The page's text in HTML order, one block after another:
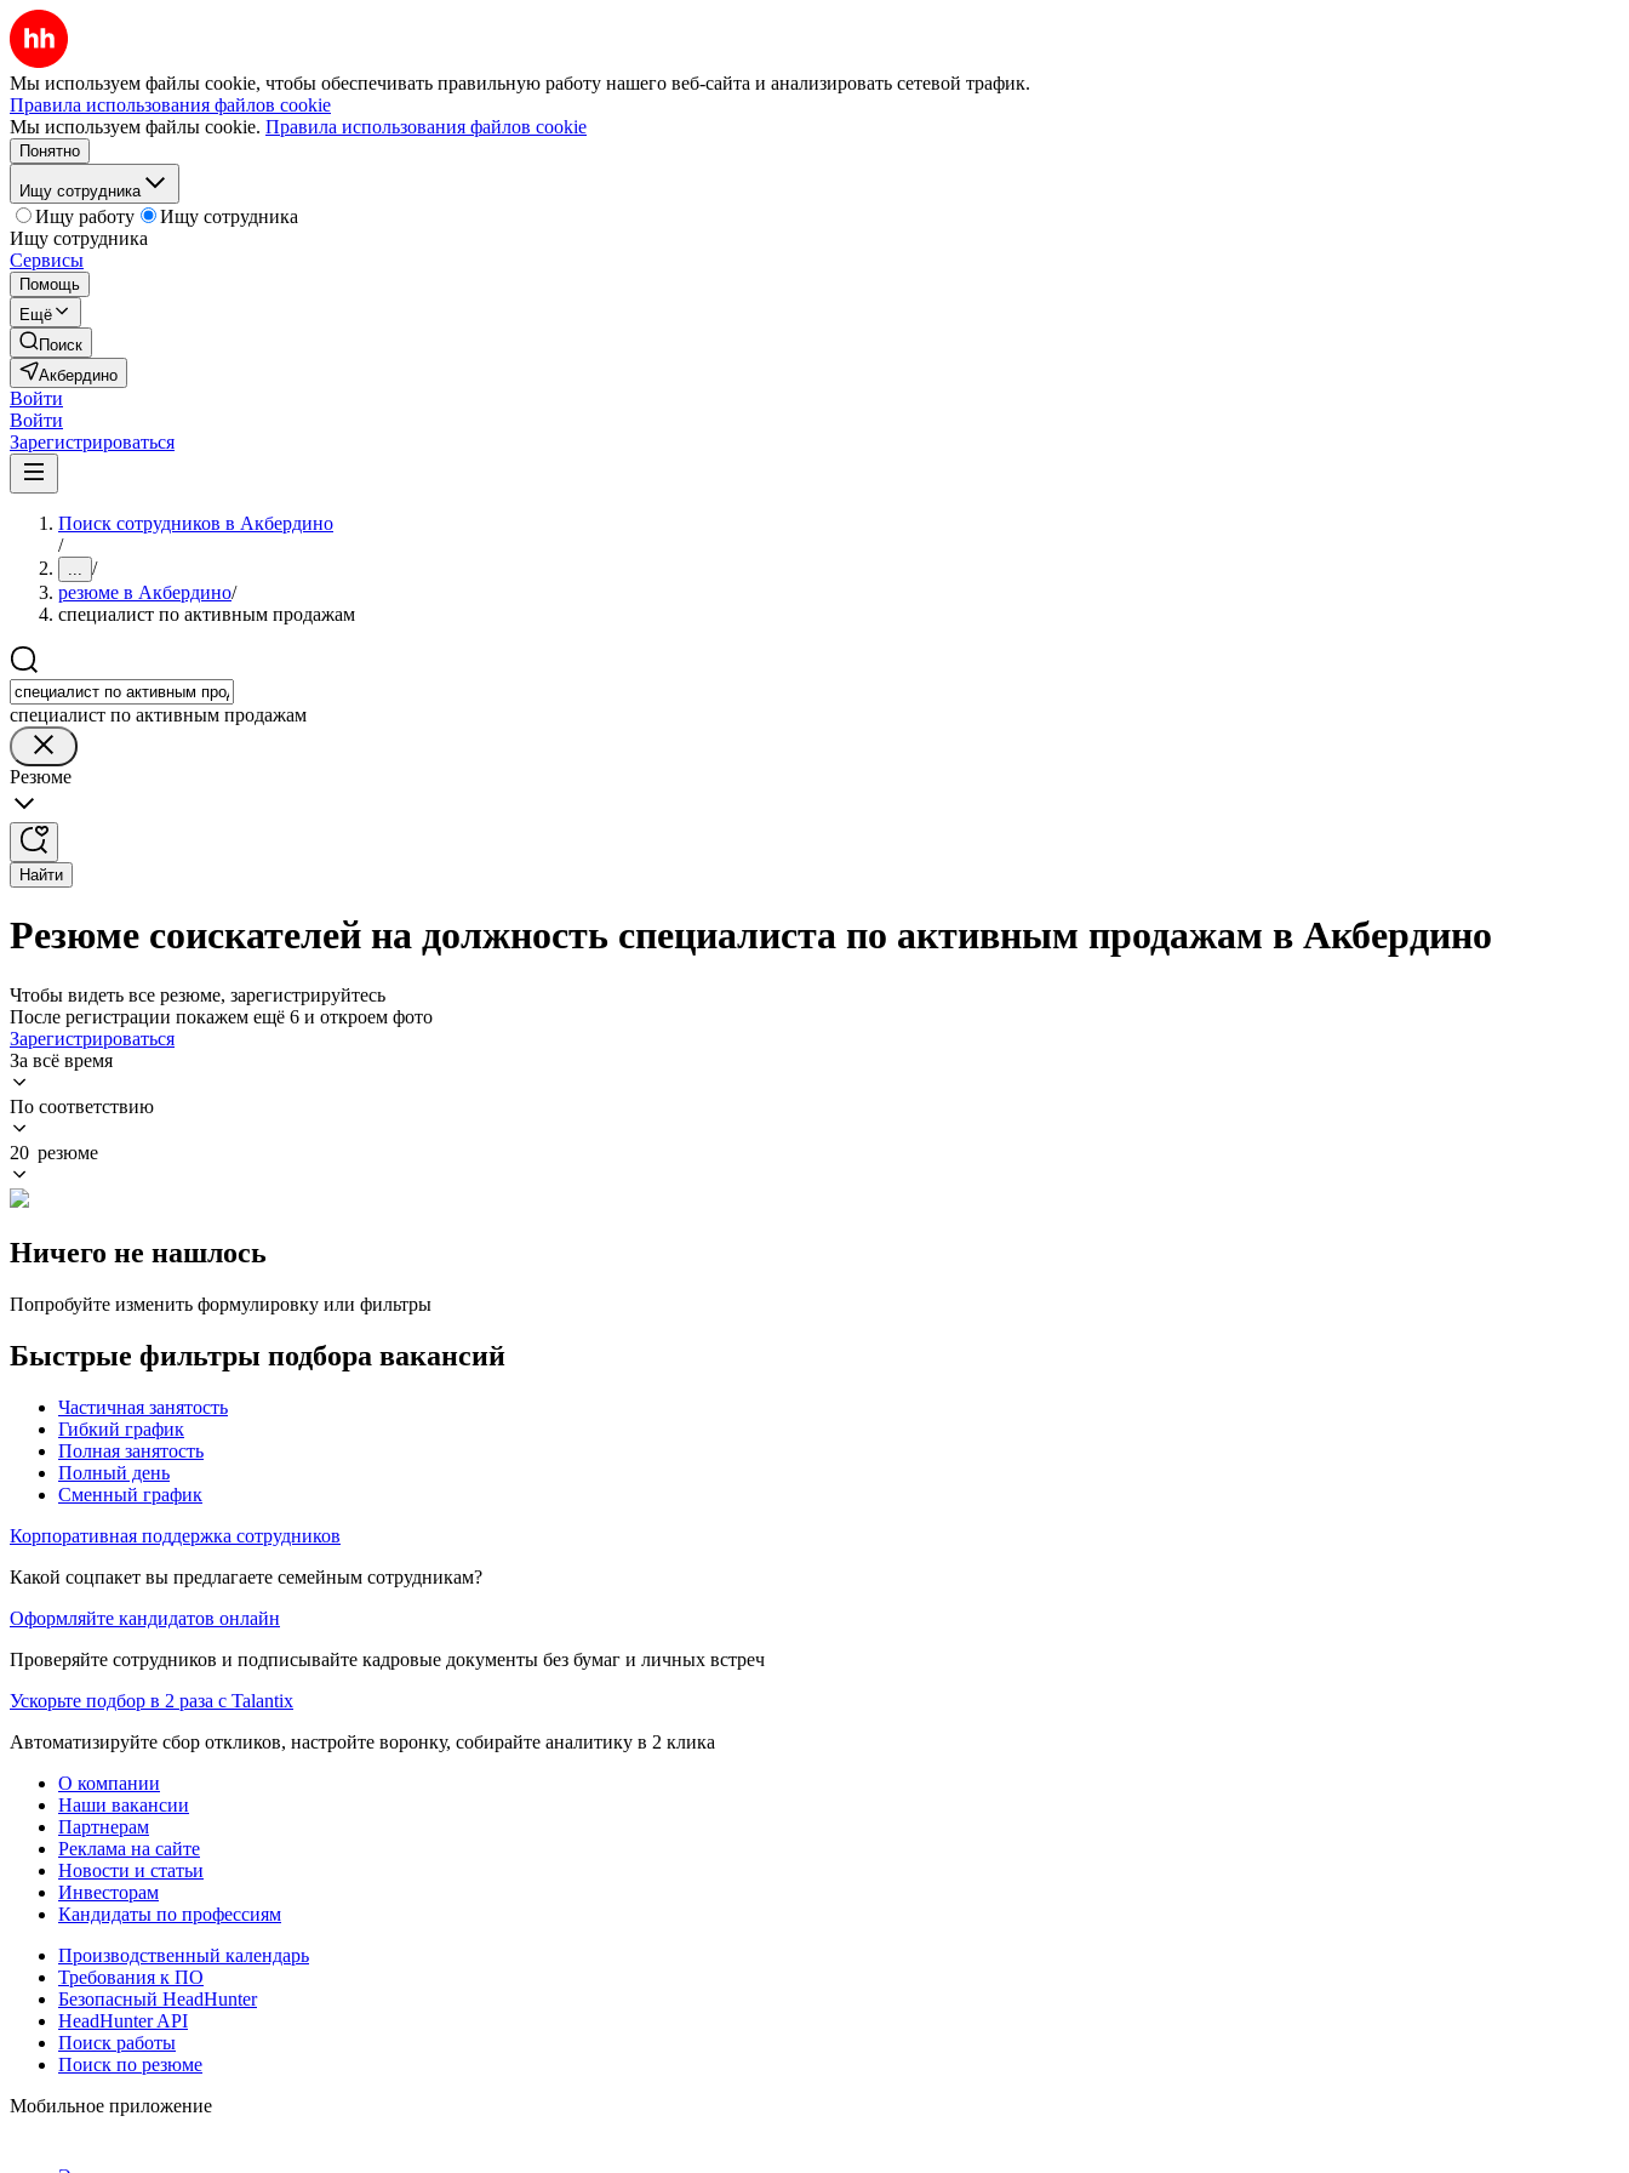
Мы используем файлы cookie, чтобы обеспечивать правильную работу нашего веб-сайта и анализировать сетевой трафик.
Правила использования файлов cookie
Мы используем файлы cookie. Правила использования файлов cookie
Понятно
Ищу сотрудника
Ищу работу
Ищу сотрудника
Ищу сотрудника
Сервисы
Помощь
Ещё
Поиск
Акбердино
Войти
Войти
Зарегистрироваться
Поиск сотрудников в Акбердино
/
... /
резюме в Акбердино/
специалист по активным продажам
специалист по активным продажам
Резюме
Найти
Резюме соискателей на должность специалиста по активным продажам в Акбердино
Чтобы видеть все резюме, зарегистрируйтесь
После регистрации покажем ещё 6 и откроем фото
Зарегистрироваться
За всё время
По соответствию
20 резюме
Ничего не нашлось
Попробуйте изменить формулировку или фильтры
Быстрые фильтры подбора вакансий
Частичная занятость
Гибкий график
Полная занятость
Полный день
Сменный график
Корпоративная поддержка сотрудников
Какой соцпакет вы предлагаете семейным сотрудникам?
Оформляйте кандидатов онлайн
Проверяйте сотрудников и подписывайте кадровые документы без бумаг и личных встреч
Ускорьте подбор в 2 раза с Talantix
Автоматизируйте сбор откликов, настройте воронку, собирайте аналитику в 2 клика
О компании
Наши вакансии
Партнерам
Реклама на сайте
Новости и статьи
Инвесторам
Кандидаты по профессиям
Производственный календарь
Требования к ПО
Безопасный HeadHunter
HeadHunter API
Поиск работы
Поиск по резюме
Мобильное приложение